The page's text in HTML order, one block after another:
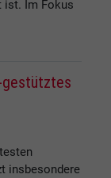
ist. Im Fokus
gestütztes
insbesondere